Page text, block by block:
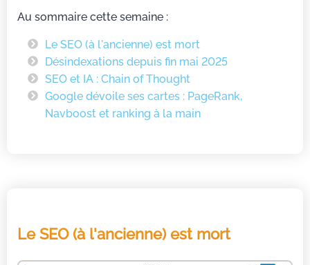
Au sommaire cette semaine :
Le SEO (à l'ancienne) est mort
Désindexations depuis fin mai 2025
SEO et IA : Chain of Thought
Google dévoile ses cartes : PageRank,
Navboost et ranking à la main
Le SEO (à l'ancienne) est mort